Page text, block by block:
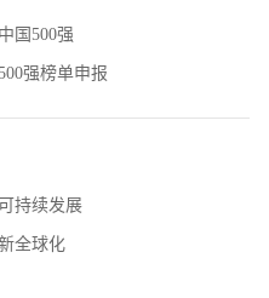
中国500强
强榜单申报
可持续发展
全球化